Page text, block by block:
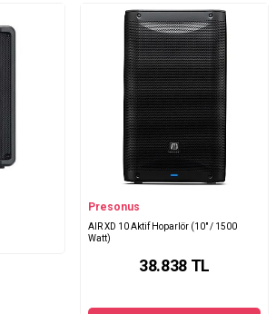
Presonus
AIR XD 10 Aktif Hoparlör (10" / 1500
Watt)
38.838TL